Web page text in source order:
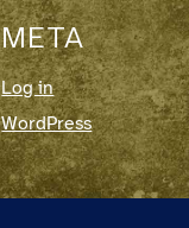
META
Log in
WordPress